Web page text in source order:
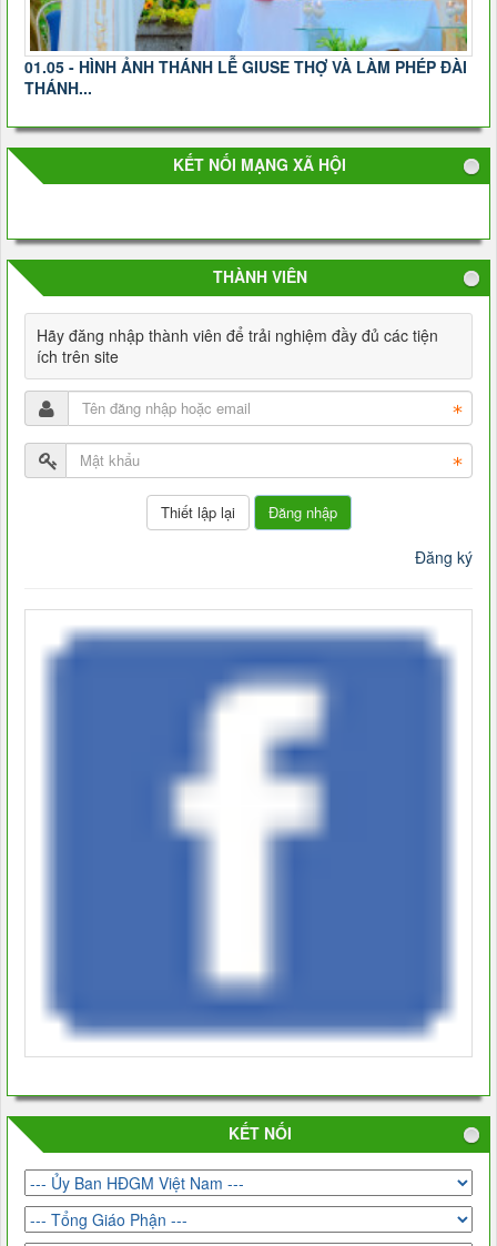
01.05 - HÌNH ẢNH THÁNH LỄ GIUSE THỢ VÀ LÀM PHÉP ĐÀI
THÁNH...
KẾT NỐI MẠNG XÃ HỘI
THÀNH VIÊN
Hãy đăng nhập thành viên để trải nghiệm đầy đủ các tiện
ích trên site
Đăng nhập
Đăng ký
KẾT NỐI